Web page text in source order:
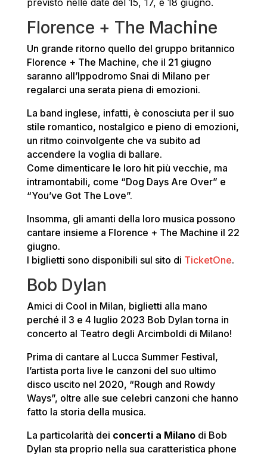
previsto nelle date del 15, 17, e 18 giugno.
Florence + The Machine
Un grande ritorno quello del gruppo britannico
Florence + The Machine, che il 21 giugno
saranno all’Ippodromo Snai di Milano per
regalarci una serata piena di emozioni.
La band inglese, infatti, è conosciuta per il suo
stile romantico, nostalgico e pieno di emozioni,
un ritmo coinvolgente che va subito ad
accendere la voglia di ballare.
Come dimenticare le loro hit più vecchie, ma
intramontabili, come “Dog Days Are Over” e
“You’ve Got The Love”.
Insomma, gli amanti della loro musica possono
cantare insieme a Florence + The Machine il 22
giugno.
I biglietti sono disponibili sul sito di TicketOne.
Bob Dylan
Amici di Cool in Milan, biglietti alla mano
perché il 3 e 4 luglio 2023 Bob Dylan torna in
concerto al Teatro degli Arcimboldi di Milano!
Prima di cantare al Lucca Summer Festival,
l’artista porta live le canzoni del suo ultimo
disco uscito nel 2020, “Rough and Rowdy
Ways”, oltre alle sue celebri canzoni che hanno
fatto la storia della musica.
La particolarità dei concerti a Milanodi Bob
Dylan sta proprio nella sua caratteristica phone